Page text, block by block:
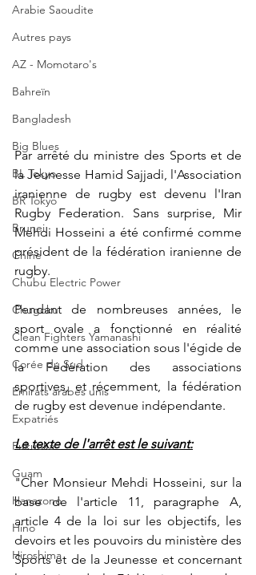
Arabie Saoudite
Autres pays
AZ - Momotaro's
Bahreïn
Bangladesh
Big Blues
BL Tokyo
BR Tokyo
Brunei
Chine
Chubu Electric Power
Chugoku
Clean Fighters Yamanashi
Corée du Sud
Emirats arabes unis
Expatriés
Fukuoka
Guam
Hanazono
Hino
Hiroshima
Par arrêté du ministre des Sports et de
la Jeunesse Hamid Sajjadi, l'Association
iranienne de rugby est devenu l'Iran
Rugby Federation. Sans surprise, Mir
Mehdi Hosseini a été confirmé comme
président de la fédération iranienne de
rugby.
Pendant de nombreuses années, le
sport ovale a fonctionné en réalité
comme une association sous l'égide de
la Fédération des associations
sportives, et récemment, la fédération
de rugby est devenue indépendante.
Le texte de l'arrêt est le suivant:
"Cher Monsieur Mehdi Hosseini, sur la
base de l'article 11, paragraphe A,
article 4 de la loi sur les objectifs, les
devoirs et les pouvoirs du ministère des
Sports et de la Jeunesse et concernant